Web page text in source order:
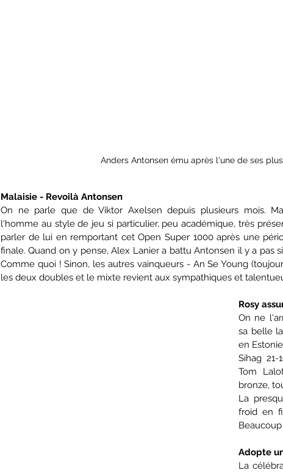
Anders Antonsen ému après l'une de ses
Malaisie - Revoilà Antonsen
On ne parle que de Viktor Axelsen depuis plusieurs mois.
l'homme au style de jeu si particulier, peu académique, très
parler de lui en remportant cet Open Super 1000 après une
finale. Quand on y pense, Alex Lanier a battu Antonsen il y a pas
Comme quoi ! Sinon, les autres vainqueurs - An Se Young
les deux doubles et le mixte revient aux sympathiques et
Rosy
On ne
sa belle
en
Sihag
Tom
bronze,
La
froid en
Adopte
La